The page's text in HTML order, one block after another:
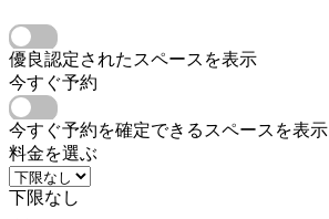
優良認定されたスペースを表示
今すぐ予約
今すぐ予約を確定できるスペースを表示
料金を選ぶ
下限なし